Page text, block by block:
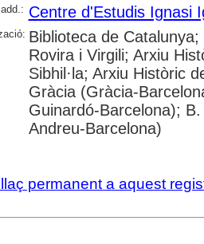
Centre d'Estudis Ignasi
Biblioteca de
Rovira i Virgili; Arxiu
Sibhil·la; Arxiu Històric
Gràcia (Gràcia-
Guinardó-Barcelona);
Andreu-Barcelona)
permanent a aquest